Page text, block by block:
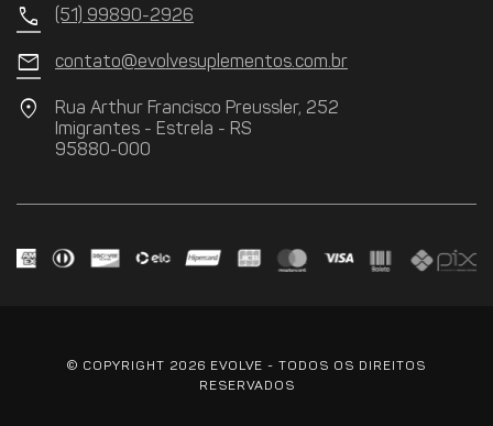
call (51) 99890-2926
mail contato@evolvesuplementos.com.br
location_on
Rua Arthur Francisco Preussler, 252
Imigrantes - Estrela - RS
95880-000
© COPYRIGHT 2026 EVOLVE - TODOS OS DIREITOS
RESERVADOS